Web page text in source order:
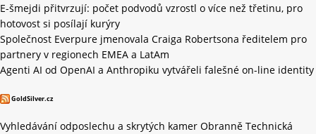
E-šmejdi přitvrzují: počet podvodů vzrostl o více než třetinu, pro
hotovost si posílají kurýry
Společnost Everpure jmenovala Craiga Robertsona ředitelem pro
partnery v regionech EMEA a LatAm
Agenti AI od OpenAI a Anthropiku vytvářeli falešné on-line identity
GoldSilver.cz
Vyhledávání odposlechu a skrytých kamer Obranně Technická